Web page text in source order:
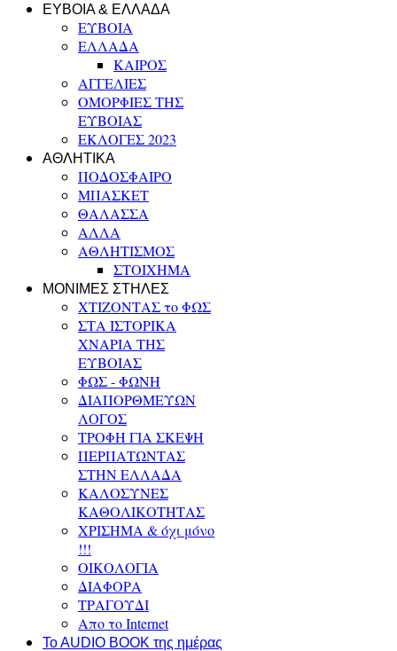
ΕΥΒΟΙΑ & ΕΛΛΑΔΑ
ΕΥΒΟΙΑ
ΕΛΛΑΔΑ
ΚΑΙΡΟΣ
ΑΓΓΕΛΙΕΣ
ΟΜΟΡΦΙΕΣ ΤΗΣ
ΕΥΒΟΙΑΣ
ΕΚΛΟΓΕΣ 2023
ΑΘΛΗΤΙΚΑ
ΠΟΔΟΣΦΑΙΡΟ
ΜΠΑΣΚΕΤ
ΘΑΛΑΣΣΑ
ΑΛΛΑ
ΑΘΛΗΤΙΣΜΟΣ
ΣΤΟΙΧΗΜΑ
ΜΟΝΙΜΕΣ ΣΤΗΛΕΣ
ΧΤΙΖΟΝΤΑΣ το ΦΩΣ
ΣΤΑ ΙΣΤΟΡΙΚΑ
ΧΝΑΡΙΑ ΤΗΣ
ΕΥΒΟΙΑΣ
ΦΩΣ - ΦΩΝΗ
ΔΙΑΠΟΡΘΜΕΥΩΝ
ΛΟΓΟΣ
ΤΡΟΦΗ ΓΙΑ ΣΚΕΨΗ
ΠΕΡΠΑΤΩΝΤΑΣ
ΣΤΗΝ ΕΛΛΑΔΑ
ΚΑΛΟΣΥΝΕΣ
ΚΑΘΟΛΙΚΟΤΗΤΑΣ
ΧΡΙΣΗΜΑ & όχι μόνο
!!!
ΟΙΚΟΛΟΓΙΑ
ΔΙΑΦΟΡΑ
ΤΡΑΓΟΥΔΙ
Απο το Internet
To AUDIO BOOK της ημέρας